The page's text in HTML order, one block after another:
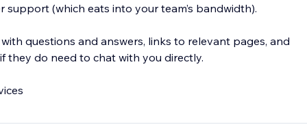
(which eats into your team’s bandwidth).
questions and answers, links to relevant pages, and
they do need to chat with you directly.